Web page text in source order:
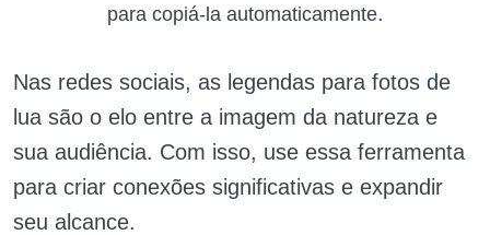
para copiá-la automaticamente.
Nas redes sociais, as legendas para fotos de
lua são o elo entre a imagem da natureza e
sua audiência. Com isso, use essa ferramenta
para criar conexões significativas e expandir
seu alcance.